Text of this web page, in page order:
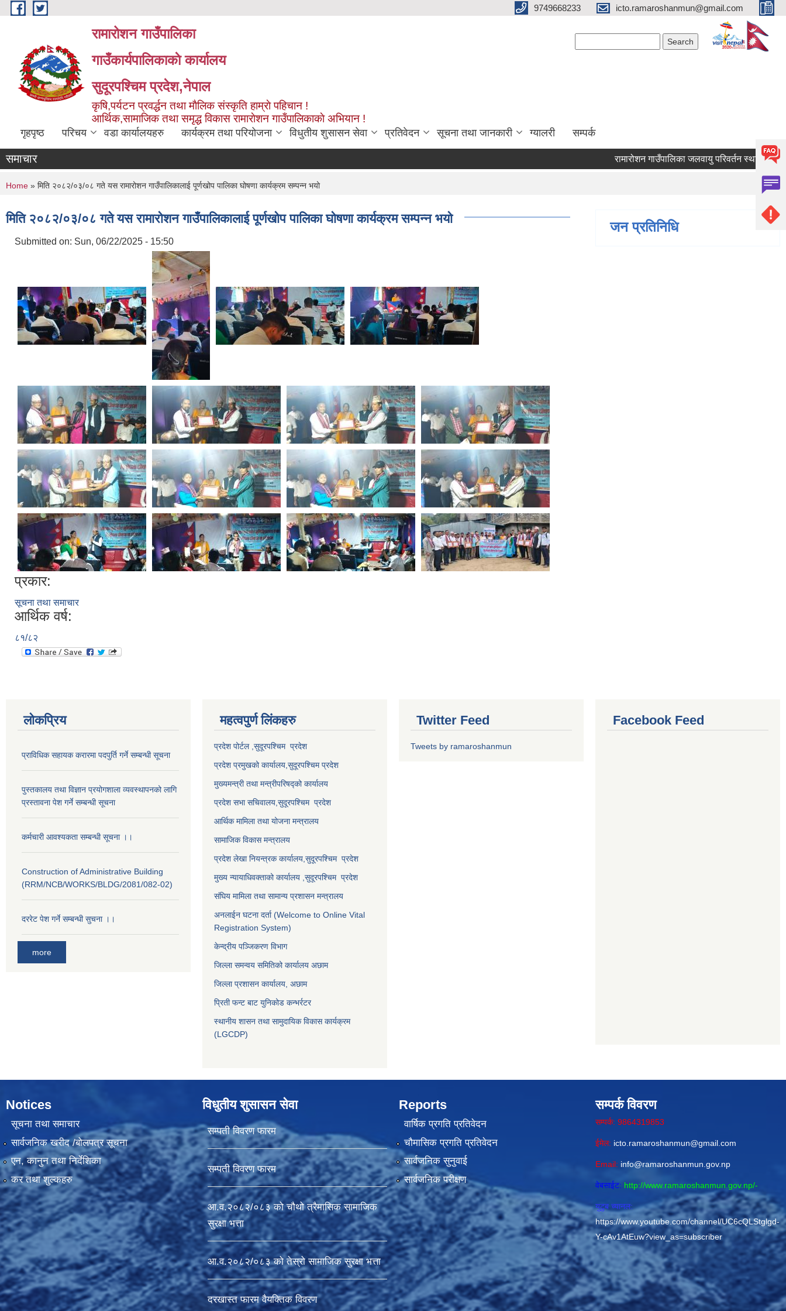
Skip to main content 9749668233 icto.ramaroshanmun@gmail.com
रामारोशन गाउँपालिका
गाउँकार्यपालिकाकाे कार्यालय
सुदूरपश्चिम प्रदेश,नेपाल
कृषि,पर्यटन प्रवर्द्धन तथा माैलिक संस्कृति हाम्राे पहिचान !
आर्थिक,सामाजिक तथा समृद्ध विकास रामाराेशन गाउँपालिकाकाे अभियान !
गृहपृष्ठ परिचय वडा कार्यालयहरु कार्यक्रम तथा परियोजना विधुतीय शुसासन सेवा प्रतिवेदन सूचना तथा जानकारी ग्यालरी सम्पर्क
समाचार रामारोशन गाउँपालिका जलवायु परिवर्तन स्थानीय
You are here
Home » मिति २०८२/०३/०८ गते यस रामारोशन गाउँपालिकालाई पूर्णखोप पालिका घोषणा कार्यक्रम सम्पन्न भयो
मिति २०८२/०३/०८ गते यस रामारोशन गाउँपालिकालाई पूर्णखोप पालिका घोषणा कार्यक्रम सम्पन्न भयो
Submitted on: Sun, 06/22/2025 - 15:50
प्रकार:
सूचना तथा समाचार
आर्थिक वर्ष:
८१/८२
जन प्रतिनिधि
लोकप्रिय
प्राविधिक सहायक करारमा पदपुर्ति गर्ने सम्बन्धी सूचना
पुस्तकालय तथा विज्ञान प्रयोगशाला व्यवस्थापनको लागि
प्रस्तावना पेश गर्ने सम्बन्धी सूचना
कर्मचारी आवश्यकता सम्बन्धी सूचना ।।
Construction of Administrative Building
(RRM/NCB/WORKS/BLDG/2081/082-02)
दररेट पेश गर्ने सम्बन्धी सुचना ।।
more
महत्वपुर्ण लि‌ंकहरु
प्रदेश पोर्टल ,सुदूरपश्चिम प्रदेश
प्रदेश प्रमुखको कार्यालय, सुदूरपश्चिमप्रदेश
मुख्यमन्त्री तथा मन्त्रीपरिषद्को कार्यालय
प्रदेश सभा सचिवालय, सुदूरपश्चिम प्रदेश
आर्थिक मामिला तथा योजना मन्त्रालय
सामाजिक विकास मन्त्रालय
प्रदेश लेखा नियन्त्रक कार्यालय, सुदूरपश्चिम प्रदेश
मुख्य न्यायाधिवक्ताको कार्यालय , सुदूरपश्चिम प्रदेश
संघिय मामिला तथा सामान्य प्रशासन मन्त्रालय
अनलाईन घटना दर्ता (Welcome to Online Vital
Registration System)
केन्द्रीय पञ्जिकरण विभाग
जिल्ला समन्वय समितिको कार्यालय अछाम
जिल्ला प्रशासन कार्यालय, अछाम
प्रिती फन्ट बाट युनिकोड कन्भर्रटर
स्थानीय शासन तथा सामुदायिक विकास कार्यक्रम
(LGCDP)
Twitter Feed
Tweets by ramaroshanmun
Facebook Feed
Notices
सूचना तथा समाचार
सार्वजनिक खरीद /बोलपत्र सूचना
एन, कानुन तथा निर्देशिका
कर तथा शुल्कहरु
विधुतीय शुसासन सेवा
सम्पती विवरण फारम
सम्पती विवरण फारम
आ.व.२०८२/०८३ को चौथो त्रैमासिक सामाजिक
सुरक्षा भत्ता
आ.व.२०८२/०८३ को तेस्रो सामाजिक सुरक्षा भत्ता
दरखास्त फारम वैयक्तिक विवरण
Reports
वार्षिक प्रगति प्रतिवेदन
चौमासिक प्रगति प्रतिवेदन
सार्वजनिक सुनुवाई
सार्वजनिक परीक्षण
सम्पर्क विवरण
सम्पर्क: 9864319853
ईमेल: icto.ramaroshanmun@gmail.com
Email: info@ramaroshanmun.gov.np
वेबसाईट: http://www.ramaroshanmun.gov.np/-
युटुब च्यानल:
https://www.youtube.com/channel/UC6cQLStglgd-
Y-cAv1AtEuw?view_as=subscriber